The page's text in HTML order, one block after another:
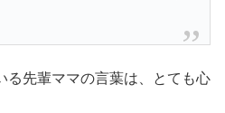
る先輩ママの言葉は、とても心